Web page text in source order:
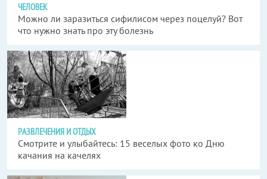
ЧЕЛОВЕК
Можно ли заразиться сифилисом через поцелуй? Вот
что нужно знать про эту болезнь
РАЗВЛЕЧЕНИЯ И ОТДЫХ
Смотрите и улыбайтесь: 15 веселых фото ко Дню
качания на качелях